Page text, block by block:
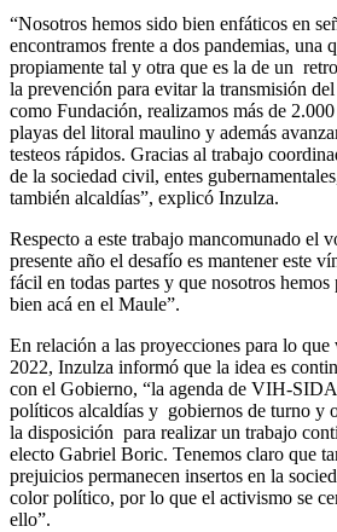
“Nosotros hemos sido bien enfáticos en
encontramos frente a dos pandemias, una
propiamente tal y otra que es la de un
la prevención para evitar la transmisión
como Fundación, realizamos más de 2.000
playas del litoral maulino y además
testeos rápidos. Gracias al trabajo
de la sociedad civil, entes
también alcaldías”, explicó Inzulza.
Respecto a este trabajo mancomunado el
presente año el desafío es mantener este
fácil en todas partes y que nosotros
bien acá en el Maule”.
En relación a las proyecciones para lo que
2022, Inzulza informó que la idea es
con el Gobierno, “la agenda de VIH-
políticos alcaldías y gobiernos de turno y
la disposición para realizar un trabajo
electo Gabriel Boric. Tenemos claro que
prejuicios permanecen insertos en la
color político, por lo que el activismo se
ello”.